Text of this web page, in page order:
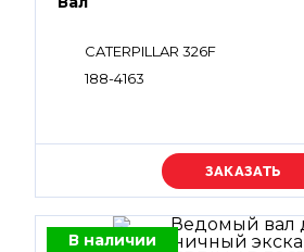
CATERPILLAR 326F
188-4163
Уточняйте цену
В наличии